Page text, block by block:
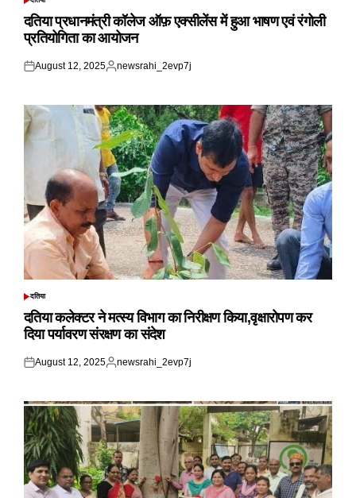
POSTED
दतिया प्रधानमंत्री कॉलेज ऑफ़ एक्सीलेंस में हुआ भाषण एवं रंगोली
प्रतियोगिता का आयोजन
Posted
August 12, 2025
Posted
newsrahi_2evp7j
POSTED
दतिया
दतिया कलेक्टर ने मत्स्य विभाग का निरीक्षण किया,वृक्षारोपण कर
दिया पर्यावरण संरक्षण का संदेश
Posted
August 12, 2025
Posted
newsrahi_2evp7j